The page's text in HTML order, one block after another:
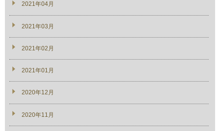
2021年04月
2021年03月
2021年02月
2021年01月
2020年12月
2020年11月